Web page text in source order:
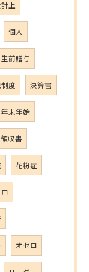
上
個人
生前贈与
度 決算書
年末年始
領収書
花粉症
オセロ